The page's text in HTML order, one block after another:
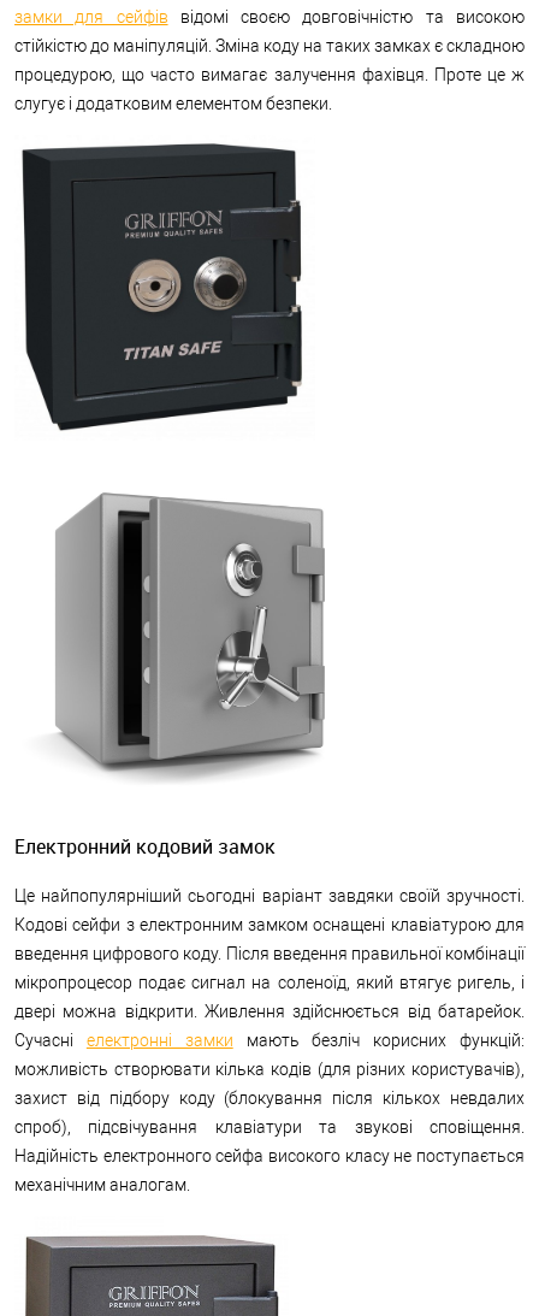
замки для сейфів відомі своєю довговічністю та високою
стійкістю до маніпуляцій. Зміна коду на таких замках є складною
процедурою, що часто вимагає залучення фахівця. Проте це ж
слугує і додатковим елементом безпеки.
Електронний кодовий замок
Це найпопулярніший сьогодні варіант завдяки своїй зручності.
Кодові сейфи з електронним замком оснащені клавіатурою для
введення цифрового коду. Після введення правильної комбінації
мікропроцесор подає сигнал на соленоїд, який втягує ригель, і
двері можна відкрити. Живлення здійснюється від батарейок.
Сучасні електронні замки мають безліч корисних функцій:
можливість створювати кілька кодів (для різних користувачів),
захист від підбору коду (блокування після кількох невдалих
спроб), підсвічування клавіатури та звукові сповіщення.
Надійність електронного сейфа високого класу не поступається
механічним аналогам.